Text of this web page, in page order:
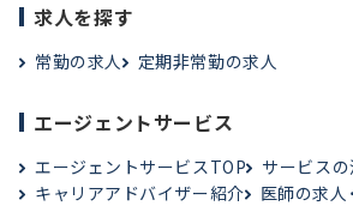
求人を探す
常勤の求人 定期非常勤の求人
エージェントサービス
エージェントサービスTOP
サービス
キャリアアドバイザー紹介
医師の求人